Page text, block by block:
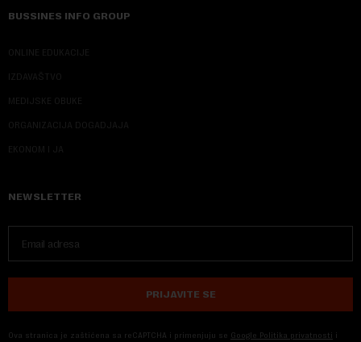
BUSSINES INFO GROUP
ONLINE EDUKACIJE
IZDAVAŠTVO
MEDIJSKE OBUKE
ORGANIZACIJA DOGADJAJA
EKONOM I JA
NEWSLETTER
PRIJAVITE SE
Ova stranica je zaštićena sa reCAPTCHA i primenjuju se Google Politika privatnosti i